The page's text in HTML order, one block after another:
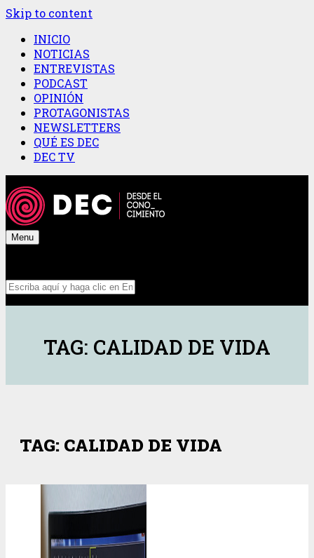
Skip to content
INICIO
NOTICIAS
ENTREVISTAS
PODCAST
OPINIÓN
PROTAGONISTAS
NEWSLETTERS
QUÉ ES DEC
DEC TV
Menu
TAG: CALIDAD DE VIDA
TAG: CALIDAD DE VIDA